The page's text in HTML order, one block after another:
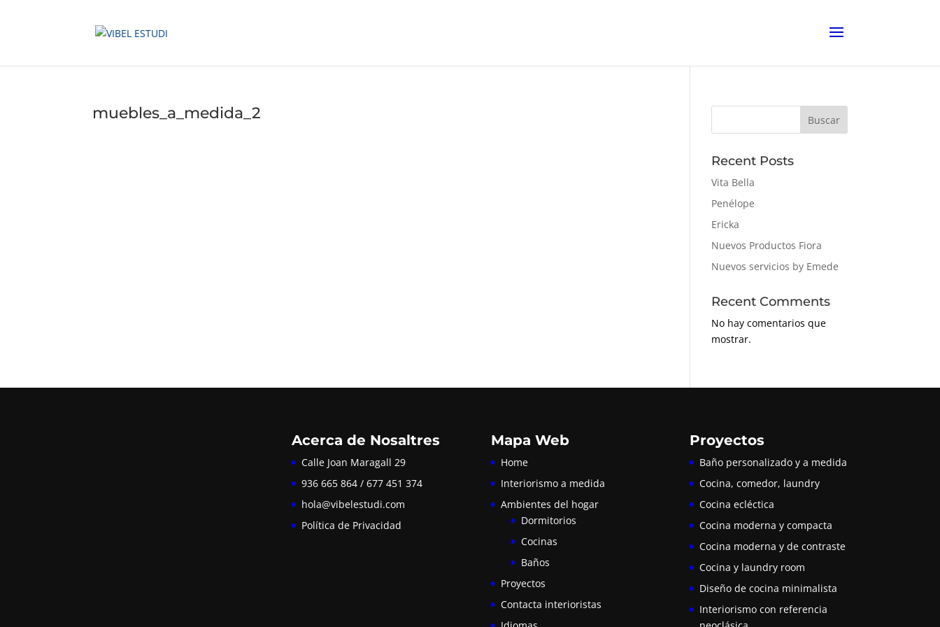
muebles_a_medida_2 Buscar
Recent Posts
Vita Bella
Penélope
Ericka
Nuevos Productos Fiora
Nuevos servicios by Emede
Recent Comments
No hay comentarios que
mostrar.
Acerca de Nosaltres
Calle Joan Maragall 29
936 665 864 / 677 451 374
hola@vibelestudi.com
Política de Privacidad
Mapa Web
Home
Interiorismo a medida
Ambientes del hogar
Dormitorios
Cocinas
Baños
Proyectos
Contacta interioristas
Proyectos
Baño personalizado y a medida
Cocina, comedor, laundry
Cocina ecléctica
Cocina moderna y compacta
Cocina moderna y de contraste
Cocina y laundry room
Diseño de cocina minimalista
Interiorismo con referencia